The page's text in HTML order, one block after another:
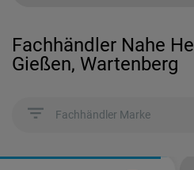
Fachhändler Nahe
Gießen, Wartenberg
Fachhändler Marke